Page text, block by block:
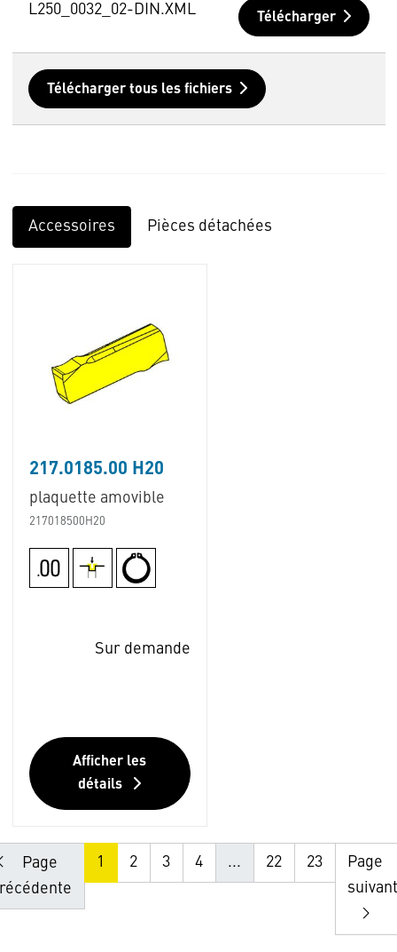
L250_0032_02-DIN.XML Télécharger
Télécharger tous les fichiers
Accessoires Pièces détachées
217.0185.00 H20
plaquette amovible
217018500H20
Sur demande
Afficher les
détails
Page
1 2 3 4 ... 22 23
Page